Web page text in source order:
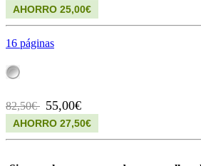
AHORRO 25,00€
16 páginas
82,50€ 55,00€
AHORRO 27,50€